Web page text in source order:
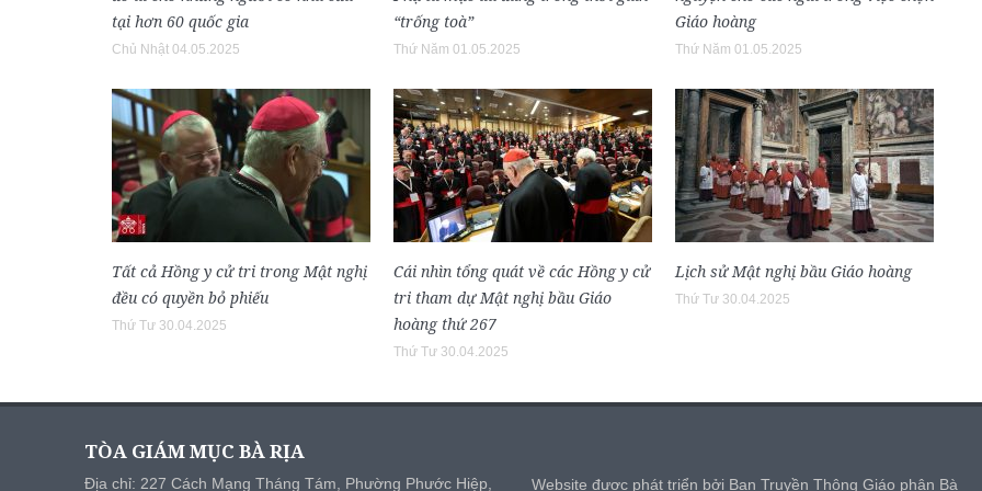
tại hơn 60 quốc gia
Chủ Nhật 04.05.2025
“trống toà”
Thứ Năm 01.05.2025
Giáo hoàng
Thứ Năm 01.05.2025
Tất cả Hồng y cử tri trong Mật nghị
đều có quyền bỏ phiếu
Thứ Tư 30.04.2025
Cái nhìn tổng quát về các Hồng y cử
tri tham dự Mật nghị bầu Giáo
hoàng thứ 267
Thứ Tư 30.04.2025
Lịch sử Mật nghị bầu Giáo hoàng
Thứ Tư 30.04.2025
TÒA GIÁM MỤC BÀ RỊA
Địa chỉ: 227 Cách Mạng Tháng Tám, Phường Phước Hiệp, Website được phát triển bởi Ban Truyền Thông Giáo phận Bà